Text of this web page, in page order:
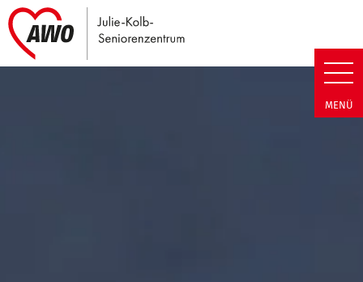
Julie-Kolb-Seniorenzentrum |
MENÜ